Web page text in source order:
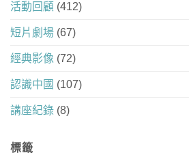
活動回顧 (412)
短片劇場 (67)
經典影像 (72)
認識中國 (107)
講座紀錄 (8)
標籤